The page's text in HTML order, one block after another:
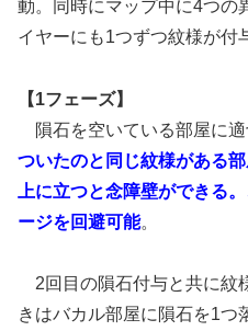
動。同時にマップ中に4つの
イヤーにも1つずつ紋様が付
【1フェーズ】
隕石を空いている部屋に適
ついたのと同じ紋様がある
上に立つと念障壁ができる
ージを回避可能。
2回目の隕石付与と共に紋
きはバカル部屋に隕石を1つ